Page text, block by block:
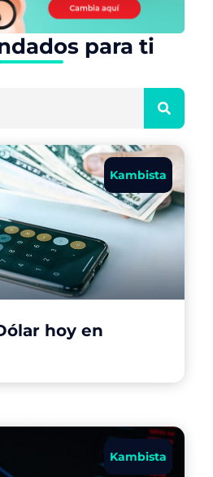
para ti
Kambista
hoy en
Kambista